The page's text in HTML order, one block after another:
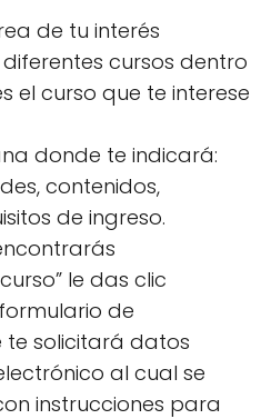
de tu interés
cursos dentro
el curso que te interese
donde te indicará:
contenidos,
de ingreso.
le das clic
de
te solicitará datos
al cual se
instrucciones para